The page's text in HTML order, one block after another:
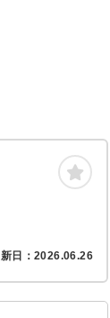
日： 2026.06.26